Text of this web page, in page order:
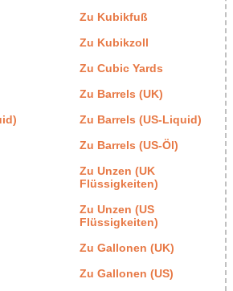
Zu Kubikfuß
Zu Kubikzoll
Zu Cubic Yards
Zu Barrels (UK)
Zu Barrels (US-Liquid)
Zu Barrels (US-Öl)
Zu Unzen (UK
Flüssigkeiten)
Zu Unzen (US
Flüssigkeiten)
Zu Gallonen (UK)
Zu Gallonen (US)